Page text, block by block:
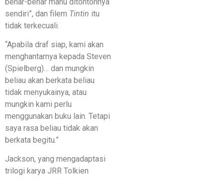
sendiri”, dan filem Tintin itu
tidak terkecuali.
“Apabila draf siap, kami akan
menghantarnya kepada Steven
(Spielberg)… dan mungkin
beliau akan berkata beliau
tidak menyukainya, atau
mungkin kami perlu
menggunakan buku lain. Tetapi
saya rasa beliau tidak akan
berkata begitu.”
Jackson, yang mengadaptasi
trilogi karya JRR Tolkien